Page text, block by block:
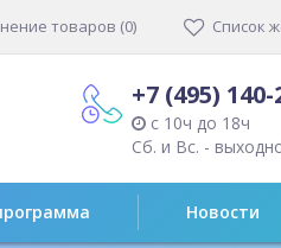
товаров (0) Список
+7 (495)
с 10ч до 18ч
Сб. и Вс. -
Новости